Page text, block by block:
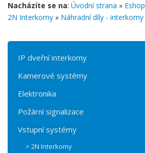
Nacházíte se na: Úvodní strana » Eshop
2N Interkomy » Náhradní díly - interkomy
IP dveřní interkomy
Kamerové systémy
Elektronika
Požární signalizace
Vstupní systémy
> 2N Interkomy